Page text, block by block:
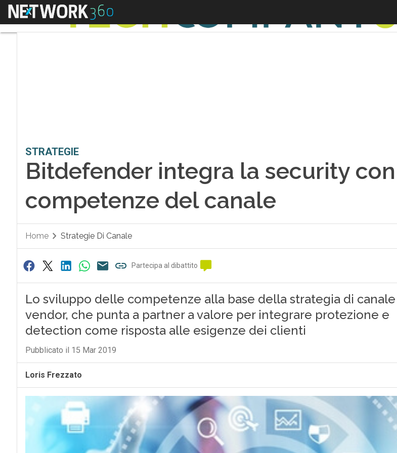
Menu
STRATEGIE
Bitdefender integra la security
competenze del canale
Home Strategie Di Canale
Partecipa al dibattito
Lo sviluppo delle competenze alla base della strategia di
vendor, che punta a partner a valore per integrare protezione e
detection come risposta alle esigenze dei clienti
Pubblicato il 15 Mar 2019
Loris Frezzato